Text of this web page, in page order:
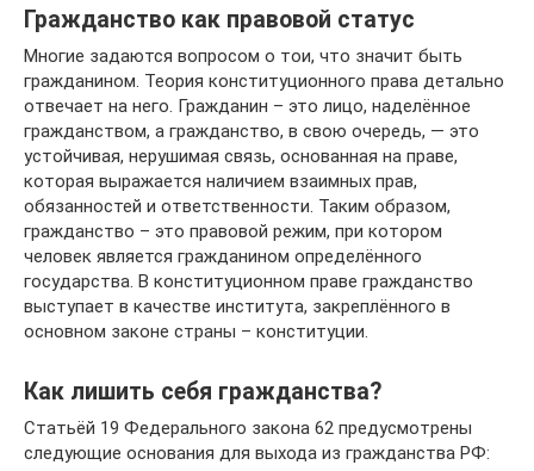
Гражданство как правовой статус
Многие задаются вопросом о тои, что значит быть
гражданином. Теория конституционного права детально
отвечает на него. Гражданин – это лицо, наделённое
гражданством, а гражданство, в свою очередь, — это
устойчивая, нерушимая связь, основанная на праве,
которая выражается наличием взаимных прав,
обязанностей и ответственности. Таким образом,
гражданство – это правовой режим, при котором
человек является гражданином определённого
государства. В конституционном праве гражданство
выступает в качестве института, закреплённого в
основном законе страны – конституции.
Как лишить себя гражданства?
Статьёй 19 Федерального закона 62 предусмотрены
следующие основания для выхода из гражданства РФ: